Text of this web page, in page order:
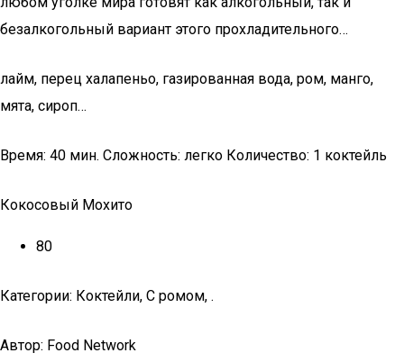
безалкогольный вариант этого прохладительного…
лайм, перец халапеньо, газированная вода, ром, манго,
мята, сироп…
Время: 40 мин. Сложность: легко Количество: 1 коктейль
Кокосовый Мохито
80
Категории: Коктейли, С ромом, .
Автор: Food Network